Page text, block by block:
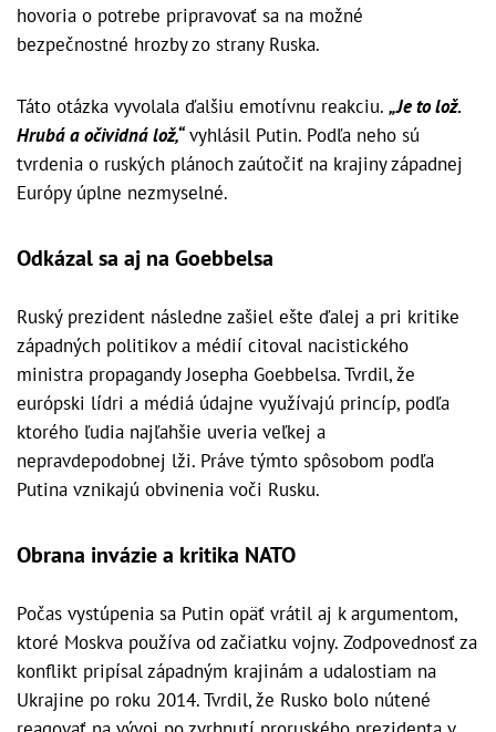
hovoria o potrebe pripravovať sa na možné
bezpečnostné hrozby zo strany Ruska.
Táto otázka vyvolala ďalšiu emotívnu reakciu. „Je to lož.
Hrubá a očividná lož,“vyhlásil Putin. Podľa neho sú
tvrdenia o ruských plánoch zaútočiť na krajiny západnej
Európy úplne nezmyselné.
Odkázal sa aj na Goebbelsa
Ruský prezident následne zašiel ešte ďalej a pri kritike
západných politikov a médií citoval nacistického
ministra propagandy Josepha Goebbelsa. Tvrdil, že
európski lídri a médiá údajne využívajú princíp, podľa
ktorého ľudia najľahšie uveria veľkej a
nepravdepodobnej lži. Práve týmto spôsobom podľa
Putina vznikajú obvinenia voči Rusku.
Obrana invázie a kritika NATO
Počas vystúpenia sa Putin opäť vrátil aj k argumentom,
ktoré Moskva používa od začiatku vojny. Zodpovednosť za
konflikt pripísal západným krajinám a udalostiam na
Ukrajine po roku 2014. Tvrdil, že Rusko bolo nútené